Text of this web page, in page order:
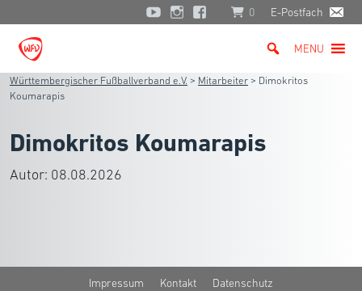
0 E-Postfach
MENU
Württembergischer Fußballverband e.V. > Mitarbeiter > Dimokritos
Koumarapis
Dimokritos Koumarapis
Autor: 08.08.2026
Impressum Kontakt Datenschutz